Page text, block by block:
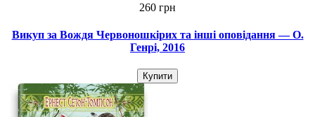
260 грн
Викуп за Вождя Червоношкірих та інші оповідання — О.
Генрі, 2016
Купити